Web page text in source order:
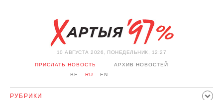
10 АВГУСТА 2026, ПОНЕДЕЛЬНИК, 12:27
ПРИСЛАТЬ НОВОСТЬ
АРХИВ НОВОСТЕЙ
BE
RU EN
РУБРИКИ